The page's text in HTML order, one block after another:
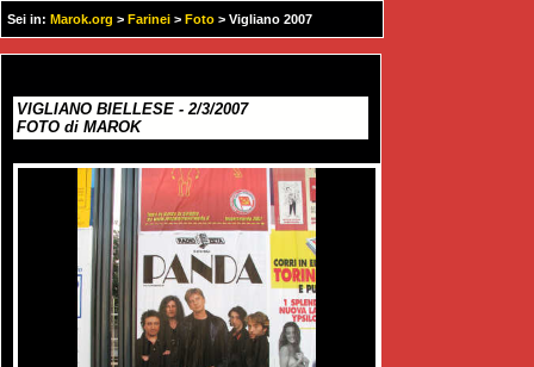
Sei in: Marok.org > Farinei > Foto > Vigliano 2007
VIGLIANO BIELLESE - 2/3/2007
FOTO di MAROK